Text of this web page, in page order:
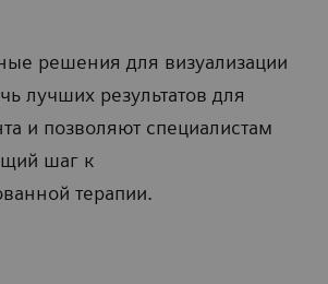
решения для визуализации
лучших результатов для
и позволяют специалистам
шаг к
терапии.